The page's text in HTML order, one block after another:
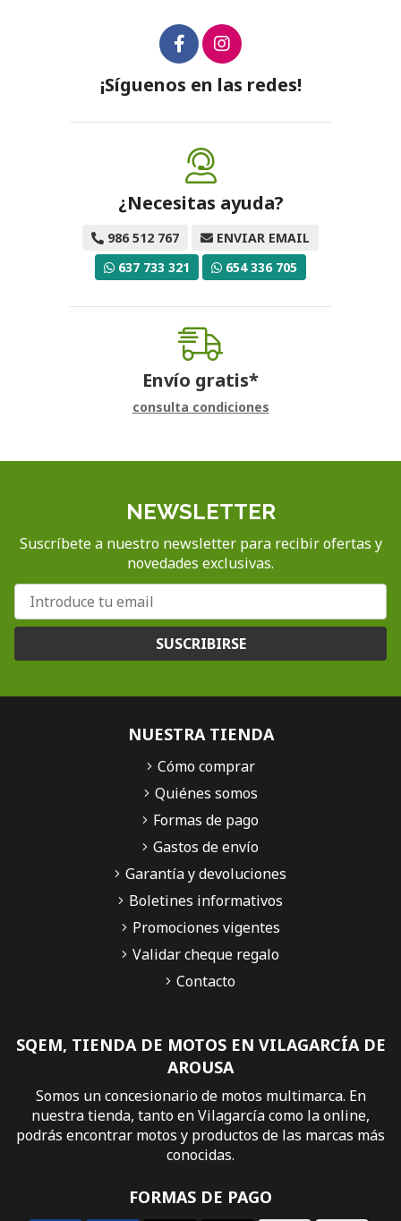
¡Síguenos en las redes!
¿Necesitas ayuda?
986 512 767
ENVIAR EMAIL
637 733 321
654 336 705
Envío gratis*
consulta condiciones
NEWSLETTER
Suscríbete a nuestro newsletter para recibir ofertas y
novedades exclusivas.
SUSCRIBIRSE
SQEM, TIENDA DE MOTOS EN VILAGARCÍA DE
AROUSA
Somos un concesionario de motos multimarca. En
nuestra tienda, tanto en Vilagarcía como la online,
podrás encontrar motos y productos de las marcas más
conocidas.
FORMAS DE PAGO
NUESTRA TIENDA
Cómo comprar
Quiénes somos
Formas de pago
Gastos de envío
Garantía y devoluciones
Boletines informativos
Promociones vigentes
Validar cheque regalo
Contacto